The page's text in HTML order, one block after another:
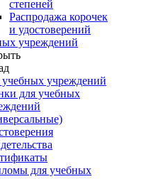
степеней
Распродажа корочек
и удостоверений
учреждений
учебных учреждений
для учебных
для учебных